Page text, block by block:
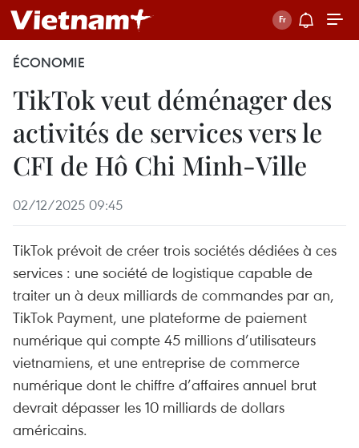
ÉCONOMIE
TikTok veut déménager des
activités de services vers le
CFI de Hô Chi Minh-Ville
02/12/2025 09:45
TikTok prévoit de créer trois sociétés dédiées à ces
services : une société de logistique capable de
traiter un à deux milliards de commandes par an,
TikTok Payment, une plateforme de paiement
numérique qui compte 45 millions d’utilisateurs
vietnamiens, et une entreprise de commerce
numérique dont le chiffre d’affaires annuel brut
devrait dépasser les 10 milliards de dollars
américains.